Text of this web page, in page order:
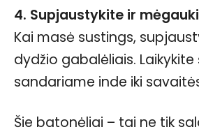
4. Supjaustykite ir
Kai masė sustings,
dydžio gabalėliais.
sandariame inde iki
Šie batonėliai – tai ne tik